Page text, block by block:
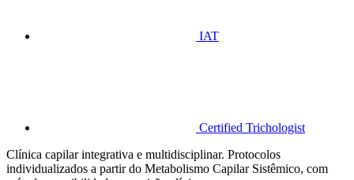
IAT
Certified Trichologist
Clínica capilar integrativa e multidisciplinar. Protocolos
individualizados a partir do Metabolismo Capilar Sistêmico, com